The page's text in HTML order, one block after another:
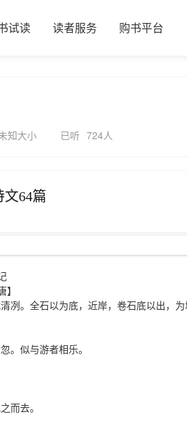
试读 读者服务 购书平台
知大小 已听 724人
文64篇
。全石以为底，近岸，卷石底以出，
似与游者相乐。
而去。